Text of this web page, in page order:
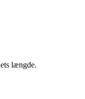
længde.